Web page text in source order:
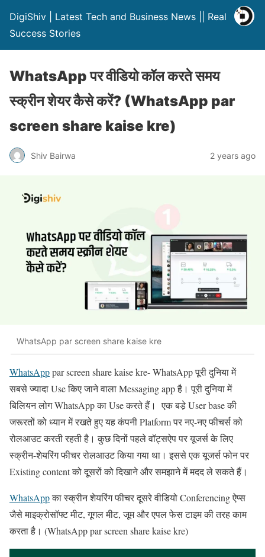
DigiShiv | Latest Tech and Business News || Real
Success Stories
WhatsApp पर वीडियो कॉल करते समय
स्क्रीन शेयर कैसे करें? (WhatsApp par
screen share kaise kre)
Shiv Bairwa 2 years ago
WhatsApp par screen share kaise kre
WhatsApppar screen share kaise kre- WhatsApp पूरी दुनिया में
सबसे ज्यादा Use किए जाने वाला Messaging app है। पूरी दुनिया में
बिलियन लोग WhatsApp का Use करते हैं। एक बडे़ User base की
जरूरतों को ध्यान में रखते हुए यह कंपनी Platform पर नए-नए फीचर्स को
रोलआउट करती रहती है। कुछ दिनों पहले वॉट्सऐप पर यूजर्स के लिए
स्क्रीन-शेयरिंग फीचर रोलआउट किया गया था। इससे एक यूजर्स फोन पर
Existing content को दूसरों को दिखाने और समझाने में मदद ले सकते हैं।
WhatsAppका स्क्रीन शेयरिंग फीचर दूसरे वीडियो Conferencing ऐप्स
जैसे माइक्रोसॉफ्ट मीट, गूगल मीट, जूम और एपल फेस टाइम की तरह काम
करता है। (WhatsApp par screen share kaise kre)